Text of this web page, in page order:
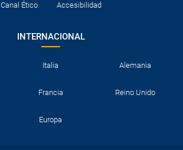
Canal Ético Accesibilidad
INTERNACIONAL
Italia Alemania
Francia Reino Unido
Europa